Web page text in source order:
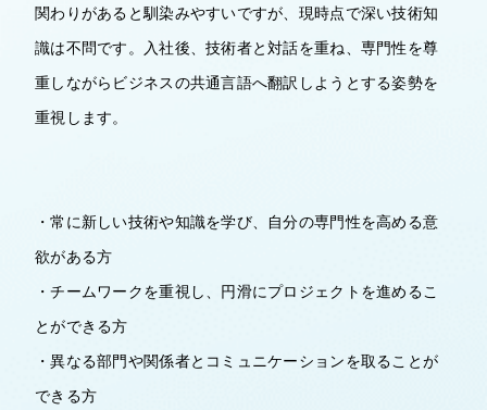
関わりがあると馴染みやすいですが、現時点で深い技術知
識は不問です。入社後、技術者と対話を重ね、専門性を尊
重しながらビジネスの共通言語へ翻訳しようとする姿勢を
重視します。
・常に新しい技術や知識を学び、自分の専門性を高める意
欲がある方
・チームワークを重視し、円滑にプロジェクトを進めるこ
とができる方
・異なる部門や関係者とコミュニケーションを取ることが
できる方